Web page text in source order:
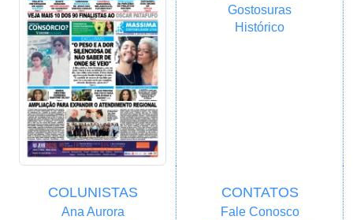
Gostosuras
Histórico
COLUNISTAS
Ana Aurora
CONTATOS
Fale Conosco